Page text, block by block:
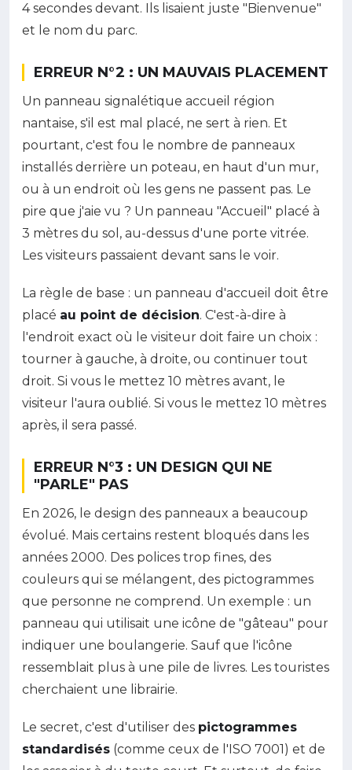
4 secondes devant. Ils lisaient juste "Bienvenue"
et le nom du parc.
ERREUR N°2 : UN MAUVAIS PLACEMENT
Un panneau signalétique accueil région
nantaise, s'il est mal placé, ne sert à rien. Et
pourtant, c'est fou le nombre de panneaux
installés derrière un poteau, en haut d'un mur,
ou à un endroit où les gens ne passent pas. Le
pire que j'aie vu ? Un panneau "Accueil" placé à
3 mètres du sol, au-dessus d'une porte vitrée.
Les visiteurs passaient devant sans le voir.
La règle de base : un panneau d'accueil doit être
placé au point de décision. C'est-à-dire à
l'endroit exact où le visiteur doit faire un choix :
tourner à gauche, à droite, ou continuer tout
droit. Si vous le mettez 10 mètres avant, le
visiteur l'aura oublié. Si vous le mettez 10 mètres
après, il sera passé.
ERREUR N°3 : UN DESIGN QUI NE
"PARLE" PAS
En 2026, le design des panneaux a beaucoup
évolué. Mais certains restent bloqués dans les
années 2000. Des polices trop fines, des
couleurs qui se mélangent, des pictogrammes
que personne ne comprend. Un exemple : un
panneau qui utilisait une icône de "gâteau" pour
indiquer une boulangerie. Sauf que l'icône
ressemblait plus à une pile de livres. Les touristes
cherchaient une librairie.
Le secret, c'est d'utiliser des pictogrammes
standardisés (comme ceux de l'ISO 7001) et de